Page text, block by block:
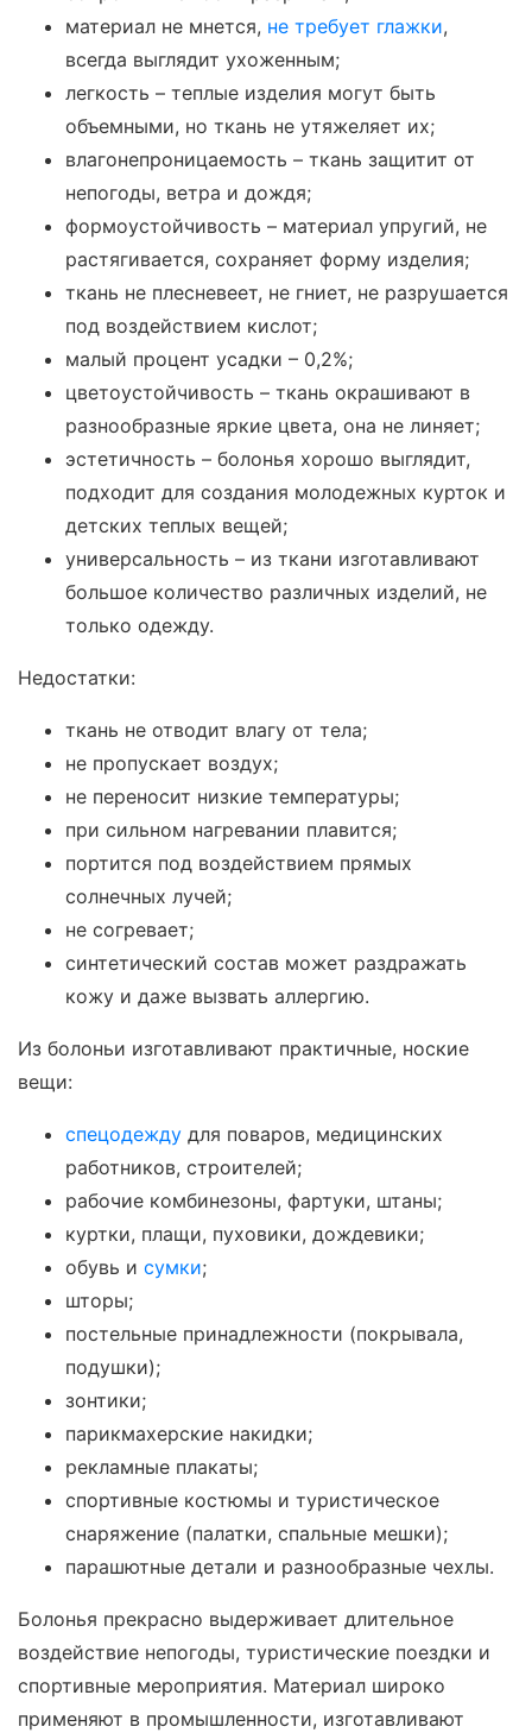
материал не мнется, не требует глажки,
всегда выглядит ухоженным;
легкость – теплые изделия могут быть
объемными, но ткань не утяжеляет их;
влагонепроницаемость – ткань защитит от
непогоды, ветра и дождя;
формоустойчивость – материал упругий, не
растягивается, сохраняет форму изделия;
ткань не плесневеет, не гниет, не разрушается
под воздействием кислот;
малый процент усадки – 0,2%;
цветоустойчивость – ткань окрашивают в
разнообразные яркие цвета, она не линяет;
эстетичность – болонья хорошо выглядит,
подходит для создания молодежных курток и
детских теплых вещей;
универсальность – из ткани изготавливают
большое количество различных изделий, не
только одежду.
Недостатки:
ткань не отводит влагу от тела;
не пропускает воздух;
не переносит низкие температуры;
при сильном нагревании плавится;
портится под воздействием прямых
солнечных лучей;
не согревает;
синтетический состав может раздражать
кожу и даже вызвать аллергию.
Из болоньи изготавливают практичные, ноские
вещи:
спецодежду для поваров, медицинских
работников, строителей;
рабочие комбинезоны, фартуки, штаны;
куртки, плащи, пуховики, дождевики;
обувь и сумки;
шторы;
постельные принадлежности (покрывала,
подушки);
зонтики;
парикмахерские накидки;
рекламные плакаты;
спортивные костюмы и туристическое
снаряжение (палатки, спальные мешки);
парашютные детали и разнообразные чехлы.
Болонья прекрасно выдерживает длительное
воздействие непогоды, туристические поездки и
спортивные мероприятия. Материал широко
применяют в промышленности, изготавливают